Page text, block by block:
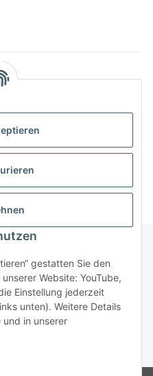
gestatten Sie den
Website: YouTube,
Einstellung jederzeit
unten). Weitere Details
und in unserer
Wählen Sie bitte die